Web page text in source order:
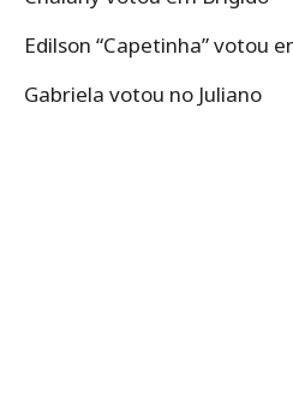
Edilson “Capetinha” votou
Gabriela votou no Juliano